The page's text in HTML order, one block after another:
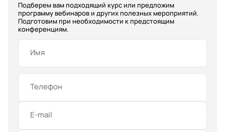
Подберем вам подходящий курс или предложим
программу вебинаров и других полезных мероприятий.
Подготовим при необходимости к предстоящим
конференциям.
Имя
Телефон
E-mail